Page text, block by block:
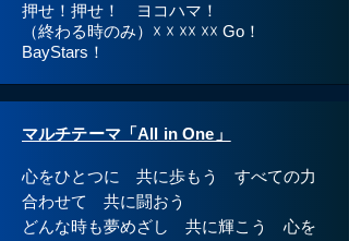
押せ！押せ！ ヨコハマ！
（終わる時のみ）☓ ☓ ☓☓ ☓☓ Go！
BayStars！
マルチテーマ「All in One」
心をひとつに 共に歩もう すべての力
合わせて 共に闘おう
どんな時も夢めざし 共に輝こう 心を